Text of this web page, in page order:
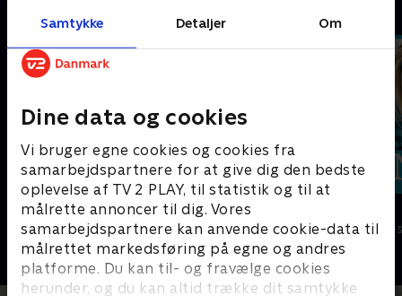
Samtykke Detaljer Om
Dine data og cookies
Vi bruger egne cookies og cookies fra
samarbejdspartnere for at give dig den bedste
oplevelse af TV 2 PLAY, til statistik og til at
målrette annoncer til dig. Vores
samarbejdspartnere kan anvende cookie-data til
målrettet markedsføring på egne og andres
platforme. Du kan til- og fravælge cookies
herunder, og du kan altid trække dit samtykke
Blå bog for evigt
Komedie • 1 sæsoner Komedie • 1